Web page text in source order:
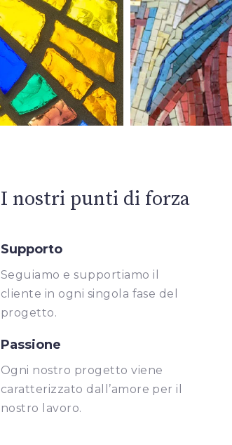
I nostri punti di forza
Supporto
Seguiamo e supportiamo il
cliente in ogni singola fase del
progetto.
Passione
Ogni nostro progetto viene
caratterizzato dall’amore per il
nostro lavoro.